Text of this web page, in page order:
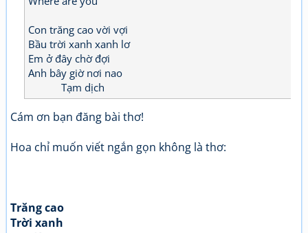
Con trăng cao vời vợi
Bầu trời xanh xanh lơ
Em ở đây chờ đợi
Anh bây giờ nơi nao
Tạm dịch
Cám ơn bạn đăng bài thơ!
Hoa chỉ muốn viết ngắn gọn không là thơ:
Trăng cao
Trời xanh